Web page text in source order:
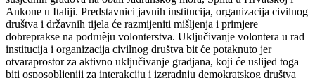
Ankone u Italiji. Predstavnici javnih institucija, organizacija civilnog
društva i državnih tijela će razmijeniti mišljenja i primjere
dobreprakse na podruèju volonterstva. Uključivanje volontera u rad
institucija i organizacija civilnog društva bit će potaknuto jer
otvaraprostor za aktivno uključivanje gradjana, koji će uslijed toga
biti osposobljeniji za interakciju i izgradnju demokratskog društva